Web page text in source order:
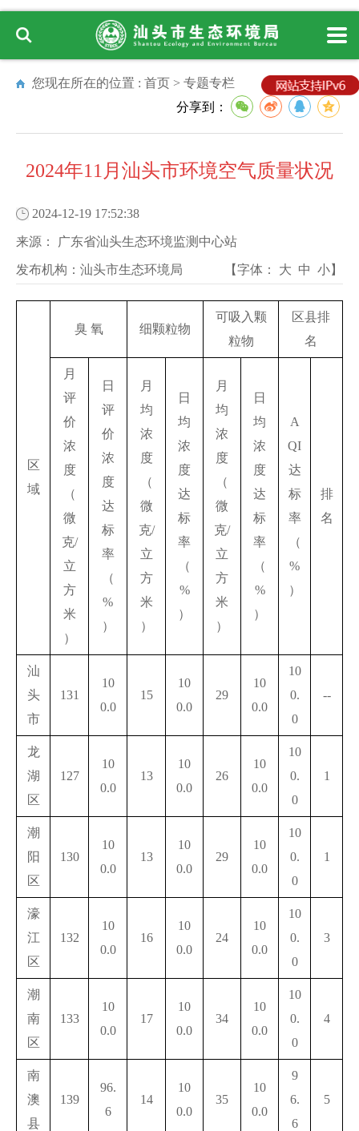
您现在所在的位置 : 首页 > 专题专栏
分享到：
2024年11月汕头市环境空气质量状况
2024-12-19 17:52:38
来源： 广东省汕头生态环境监测中心站
发布机构： 汕头市生态环境局 【字体： 大 中 小】
区
域
臭 氧 细颗粒物
可吸入颗
粒物
区县排
名
月
评
价
浓
度
（
微
克/
立
方
米
）
日
评
价
浓
度
达
标
率
（
%
）
月
均
浓
度
（
微
克/
立
方
米
）
日
均
浓
度
达
标
率
（
%
）
月
均
浓
度
（
微
克/
立
方
米
）
日
均
浓
度
达
标
率
（
%
）
A
QI
达
标
率
（
%
）
排
名
汕
头
市
131
10
0.0
15
10
0.0
29
10
0.0
10
0.
0
--
龙
湖
区
127
10
0.0
13
10
0.0
26
10
0.0
10
0.
0
1
潮
阳
区
130
10
0.0
13
10
0.0
29
10
0.0
10
0.
0
1
濠
江
区
132
10
0.0
16
10
0.0
24
10
0.0
10
0.
0
3
潮
南
区
133
10
0.0
17
10
0.0
34
10
0.0
10
0.
0
4
南
澳
县
139
96.
6
14
10
0.0
35
10
0.0
9
6.
6
5